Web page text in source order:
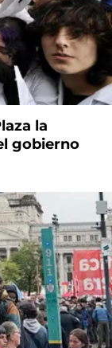
la
gobierno